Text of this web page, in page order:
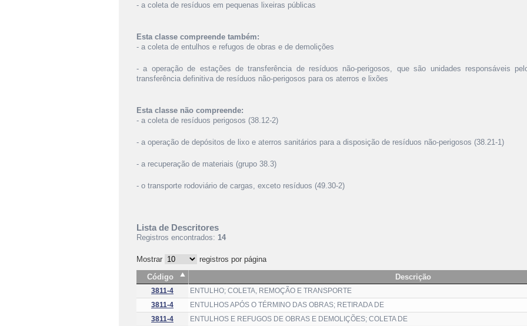
- a coleta de resíduos em pequenas lixeiras públicas
Esta classe compreende também:
- a coleta de entulhos e refugos de obras e de demolições
- a operação de estações de transferência de resíduos não-perigosos, que são unidades responsáveis
transferência definitiva de resíduos não-perigosos para os aterros e lixões
Esta classe não compreende:
- a coleta de resíduos perigosos (38.12-2)
- a operação de depósitos de lixo e aterros sanitários para a disposição de resíduos não-perigosos (38.21-1)
- a recuperação de materiais (grupo 38.3)
- o transporte rodoviário de cargas, exceto resíduos (49.30-2)
Lista de Descritores
Registros encontrados: 14
Mostrar
registros por página
Código
Descrição
3811-4
ENTULHO; COLETA, REMOÇÃO E TRANSPORTE
3811-4
ENTULHOS APÓS O TÉRMINO DAS OBRAS; RETIRADA DE
3811-4
ENTULHOS E REFUGOS DE OBRAS E DEMOLIÇÕES; COLETA DE